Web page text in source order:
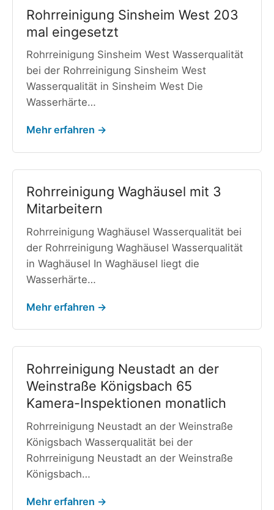
Rohrreinigung Sinsheim West 203
mal eingesetzt
Rohrreinigung Sinsheim West Wasserqualität
bei der Rohrreinigung Sinsheim West
Wasserqualität in Sinsheim West Die
Wasserhärte…
Mehr erfahren →
Rohrreinigung Waghäusel mit 3
Mitarbeitern
Rohrreinigung Waghäusel Wasserqualität bei
der Rohrreinigung Waghäusel Wasserqualität
in Waghäusel In Waghäusel liegt die
Wasserhärte…
Mehr erfahren →
Rohrreinigung Neustadt an der
Weinstraße Königsbach 65
Kamera-Inspektionen monatlich
Rohrreinigung Neustadt an der Weinstraße
Königsbach Wasserqualität bei der
Rohrreinigung Neustadt an der Weinstraße
Königsbach…
Mehr erfahren →